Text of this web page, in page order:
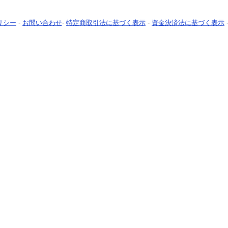
シー - お問い合わせ- 特定商取引法に基づく表示 - 資金決済法に基づく表示 -